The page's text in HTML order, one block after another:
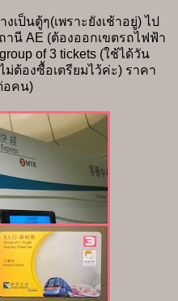
ป็นตู้ๆ(เพราะยังเช้าอยู่) ไป
านี AE (ต้องออกเขตรถไฟฟ้า
of 3 tickets (ใช้ได้วัน
ต้องซื้อเตรียมไว้ค่ะ) ราคา
อคน)